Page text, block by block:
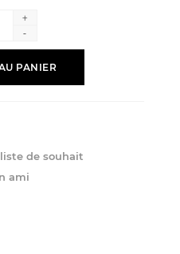
+
-
PANIER
de souhait
ami